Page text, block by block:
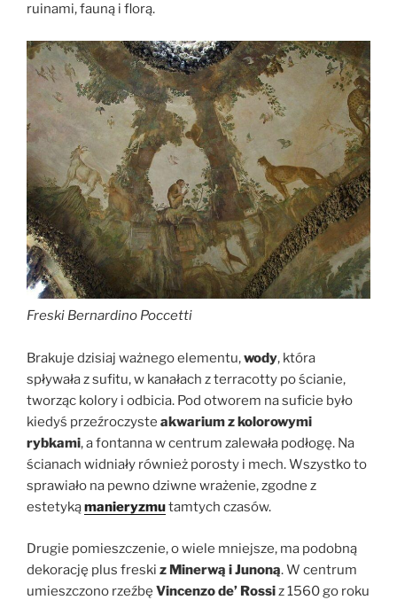
ruinami, fauną i florą.
Freski Bernardino Poccetti
Brakuje dzisiaj ważnego elementu,wody, która
spływała z sufitu, w kanałach z terracotty po ścianie,
tworząc kolory i odbicia. Pod otworem na suficie było
kiedyś przeźroczyste akwarium z kolorowymi
rybkami, a fontanna w centrum zalewała podłogę. Na
ścianach widniały również porosty i mech. Wszystko to
sprawiało na pewno dziwne wrażenie, zgodne z
estetykąmanieryzmutamtych czasów.
Drugie pomieszczenie, o wiele mniejsze, ma podobną
dekorację plus freski z Minerwą i Junoną. W centrum
umieszczono rzeźbę Vincenzo de’ Rossiz 1560 go roku